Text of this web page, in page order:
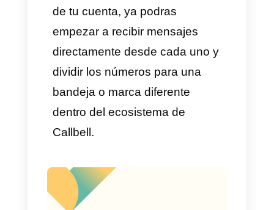
WhatsApp?
ConCallbelltienes 2 formas
principales de separar
WhatsApp en varios
departamentos. La primera
manera de tener varios
departamentos en esta app de